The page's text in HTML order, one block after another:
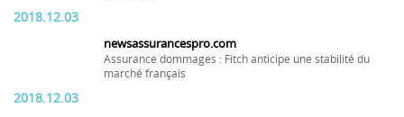
2018.12.03
newsassurancespro.com
Assurance dommages : Fitch anticipe une stabilité du
marché français
2018.12.03